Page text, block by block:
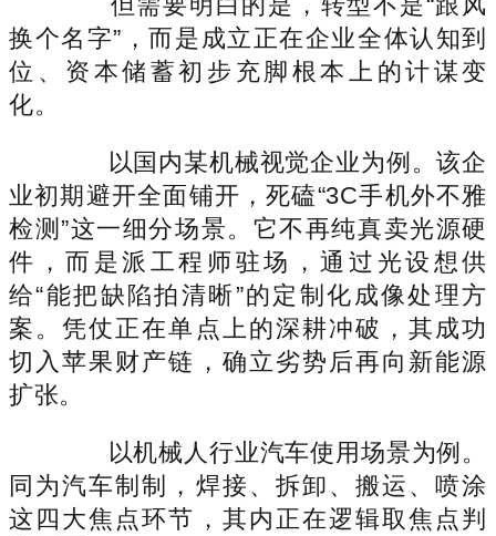
换个名字”，而是成立正在企业全体认知到
位、资本储蓄初步充脚根本上的计谋变
化。
以国内某机械视觉企业为例。该企
业初期避开全面铺开，死磕“3C手机外不雅
检测”这一细分场景。它不再纯真卖光源硬
件，而是派工程师驻场，通过光设想供
给“能把缺陷拍清晰”的定制化成像处理方
案。凭仗正在单点上的深耕冲破，其成功
切入苹果财产链，确立劣势后再向新能源
扩张。
以机械人行业汽车使用场景为例。
同为汽车制制，焊接、拆卸、搬运、喷涂
这四大焦点环节，其内正在逻辑取焦点判